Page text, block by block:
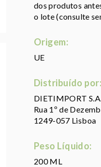
dos produtos
o lote (consulte
Origem:
UE
Distribuído por:
DIETIMPORT
Rua 1º de
1249-057 Lisboa
Peso Líquido:
200 ML